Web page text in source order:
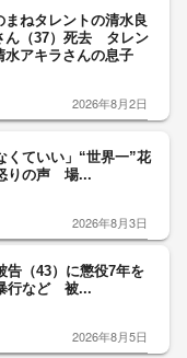
まねタレントの清水良
ん（37）死去 タレン
水アキラさんの息子
2026年8月2日
くていい」“世界一”花
りの声 場...
2026年8月3日
告（43）に懲役7年を
行など 被...
2026年8月5日